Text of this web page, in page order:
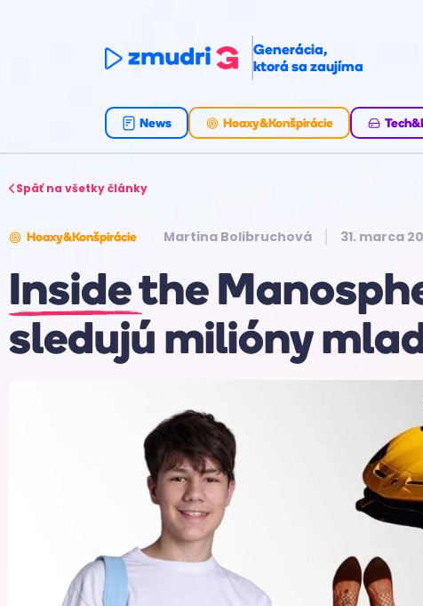
Generácia,
ktorá sa zaujíma
News Hoaxy&Konšpirácie
Späť na všetky články
Hoaxy&Konšpirácie Martina Bolibruchová 31. marca
Inside the
sledujú milióny